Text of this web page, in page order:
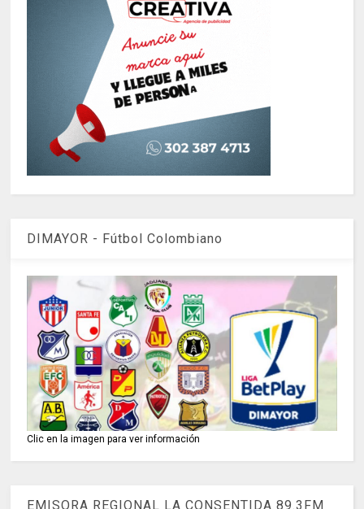
DIMAYOR - Fútbol Colombiano
Clic en la imagen para ver información
EMISORA REGIONAL LA CONSENTIDA 89.3FM